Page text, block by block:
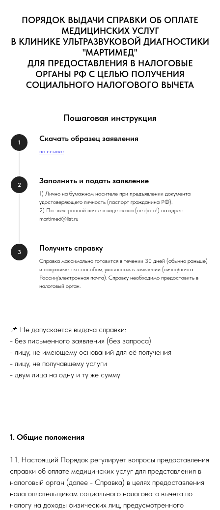
ПОРЯДОК ВЫДАЧИ СПРАВКИ ОБ ОПЛАТЕ
МЕДИЦИНСКИХ УСЛУГ
В КЛИНИКЕ УЛЬТРАЗВУКОВОЙ ДИАГНОСТИКИ
"МАРТИМЕД"
ДЛЯ ПРЕДОСТАВЛЕНИЯ В НАЛОГОВЫЕ
ОРГАНЫ РФ С ЦЕЛЬЮ ПОЛУЧЕНИЯ
СОЦИАЛЬНОГО НАЛОГОВОГО ВЫЧЕТА
Пошаговая инструкция
Скачать образец заявления
по ссылке
Заполнить и подать заявление
1) Лично на бумажном носителе при предъявлении документа
удостоверяющего личность (паспорт гражданина РФ).
2) По электронной почте в виде скана (не фото!) на адрес
martimed@list.ru
Получить справку
Справка максимально готовится в течении 30 дней (обычно раньше)
и направляется способом, указанным в заявлении (лично/почта
России/электронная почта). Справку необходимо предоставить в
налоговый орган.
📌 Не допускается выдача справки:
- без письменного заявления (без запроса)
- лицу, не имеющему оснований для её получения
- лицу, не получавшему услуги
- двум лица на одну и ту же сумму
1. Общие положения
1.1. Настоящий Порядок регулирует вопросы предоставления
справки об оплате медицинских услуг для представления в
налоговый орган (далее - Справка) в целях предоставления
налогоплательщикам социального налогового вычета по
налогу на доходы физических лиц, предусмотренного